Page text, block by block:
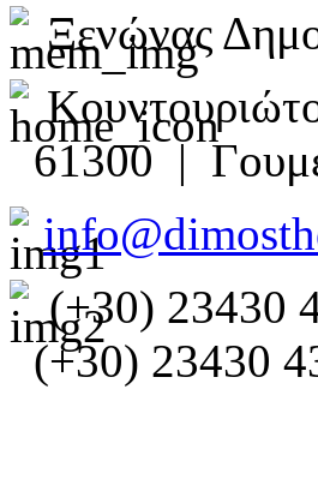
Ξενώνας
61300 |
(+30) 23430
(+30) 23430